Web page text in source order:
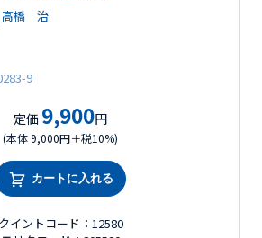
高橋 治
9
定価 9,900円
(本体 9,000円＋税10%)
カートに入れる
クイントコード：12580